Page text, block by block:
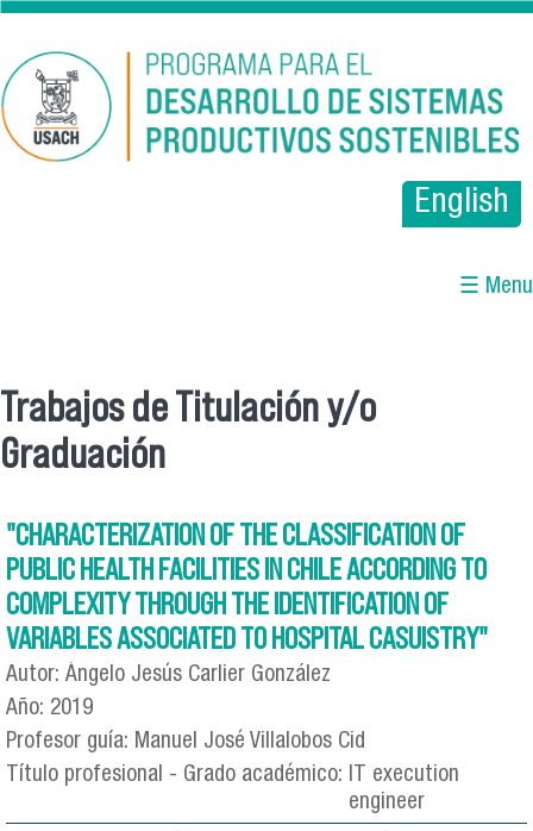
Pasar al contenido principal
English
☰ Menu
Se encuentra usted aquí
Trabajos de Titulación y/o
Graduación
"CHARACTERIZATION OF THE CLASSIFICATION OF
PUBLIC HEALTH FACILITIES IN CHILE ACCORDING TO
COMPLEXITY THROUGH THE IDENTIFICATION OF
VARIABLES ASSOCIATED TO HOSPITAL CASUISTRY"
Autor: Ángelo Jesús Carlier González
Año: 2019
Profesor guía: Manuel José Villalobos Cid
Título profesional - Grado académico:
IT execution
engineer